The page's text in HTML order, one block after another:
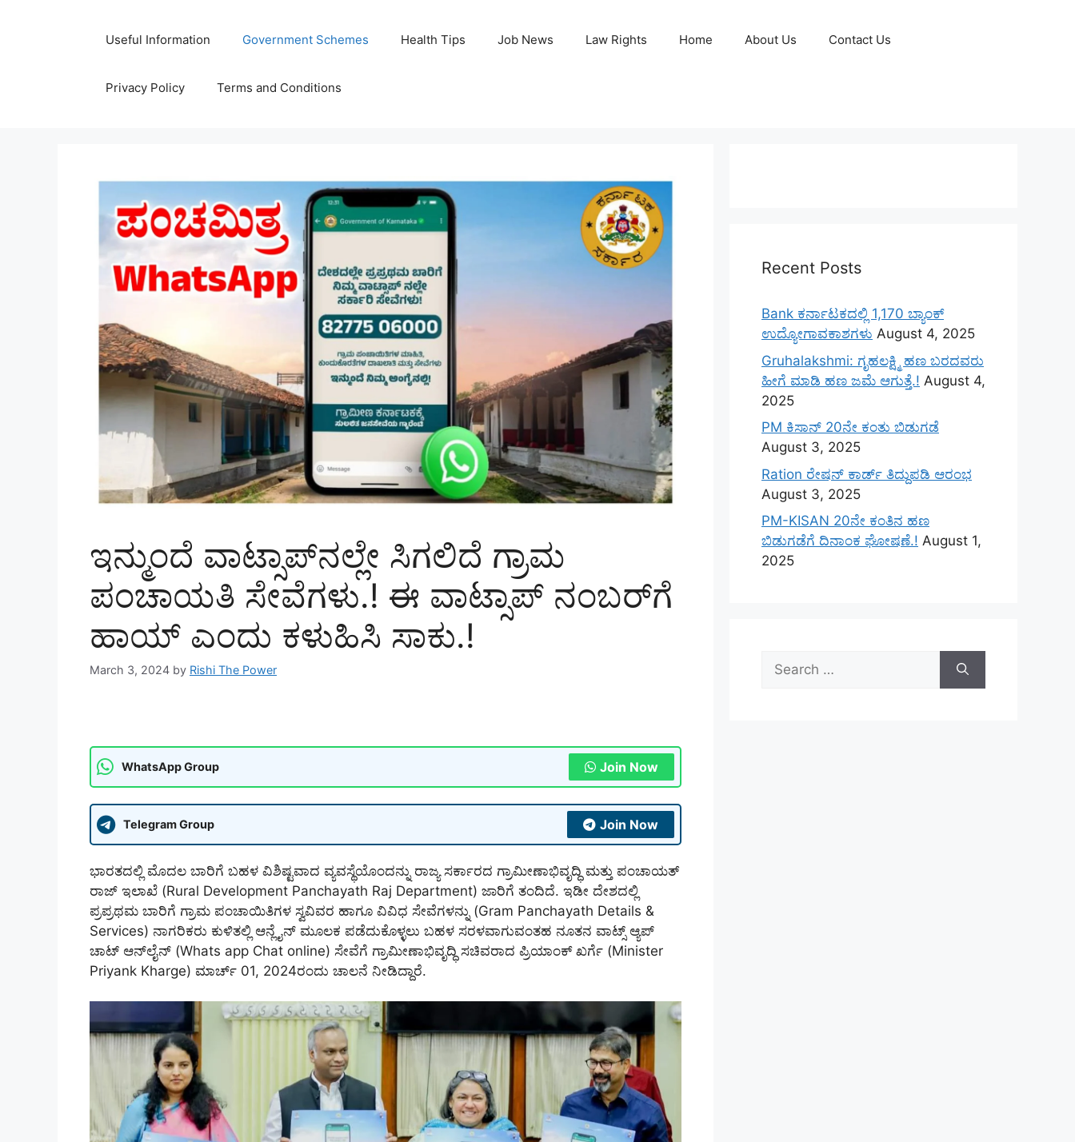
Useful Information Government Schemes Health Tips Job News Law Rights Home About Us Contact Us
Privacy Policy Terms and Conditions
ಇನ್ಮುಂದೆ ವಾಟ್ಸಾಪ್‌ನಲ್ಲೇ ಸಿಗಲಿದೆ ಗ್ರಾಮ
ಪಂಚಾಯತಿ ಸೇವೆಗಳು.! ಈ ವಾಟ್ಸಾಪ್ ನಂಬರ್‌ಗೆ
ಹಾಯ್ ಎಂದು ಕಳುಹಿಸಿ ಸಾಕು.!
March 3, 2024 by Rishi The Power
WhatsApp Group Join Now
Telegram Group Join Now
ಭಾರತದಲ್ಲಿ ಮೊದಲ ಬಾರಿಗೆ ಬಹಳ ವಿಶಿಷ್ಟವಾದ ವ್ಯವಸ್ಥೆಯೊಂದನ್ನು ರಾಜ್ಯ ಸರ್ಕಾರದ ಗ್ರಾಮೀಣಾಭಿವೃದ್ಧಿ ಮತ್ತು ಪಂಚಾಯತ್
ರಾಜ್ ಇಲಾಖೆ (Rural Development Panchayath Raj Department) ಜಾರಿಗೆ ತಂದಿದೆ. ಇಡೀ ದೇಶದಲ್ಲಿ
ಪ್ರಪ್ರಥಮ ಬಾರಿಗೆ ಗ್ರಾಮ ಪಂಚಾಯಿತಿಗಳ ಸ್ವವಿವರ ಹಾಗೂ ವಿವಿಧ ಸೇವೆಗಳನ್ನು (Gram Panchayath Details &
Services) ನಾಗರಿಕರು ಕುಳಿತಲ್ಲಿ ಆನ್ಲೈನ್ ಮೂಲಕ ಪಡೆದುಕೊಳ್ಳಲು ಬಹಳ ಸರಳವಾಗುವಂತಹ ನೂತನ ವಾಟ್ಸ್‌ ಆ್ಯಪ್‌
ಚಾಟ್‌ ಆನ್‍ಲೈನ್ (Whats app Chat online) ಸೇವೆಗೆ ಗ್ರಾಮೀಣಾಭಿವೃದ್ಧಿ ಸಚಿವರಾದ ಪ್ರಿಯಾಂಕ್ ಖರ್ಗೆ (Minister
Priyank Kharge) ಮಾರ್ಚ್ 01, 2024ರಂದು ಚಾಲನೆ ನೀಡಿದ್ದಾರೆ.
Recent Posts
Bank ಕರ್ನಾಟಕದಲ್ಲಿ 1,170 ಬ್ಯಾಂಕ್
ಉದ್ಯೋಗಾವಕಾಶಗಳು August 4, 2025
Gruhalakshmi: ಗೃಹಲಕ್ಷ್ಮಿ ಹಣ ಬರದವರು
ಹೀಗೆ ಮಾಡಿ ಹಣ ಜಮೆ‌ ಆಗುತ್ತೆ.! August 4,
2025
PM ಕಿಸಾನ್ 20ನೇ ಕಂತು ಬಿಡುಗಡೆ
August 3, 2025
Ration ರೇಷನ್ ಕಾರ್ಡ್ ತಿದ್ದುಪಡಿ ಆರಂಭ
August 3, 2025
PM-KISAN 20ನೇ ಕಂತಿನ ಹಣ
ಬಿಡುಗಡೆಗೆ ದಿನಾಂಕ ಘೋಷಣೆ.! August 1,
2025
Search
for: